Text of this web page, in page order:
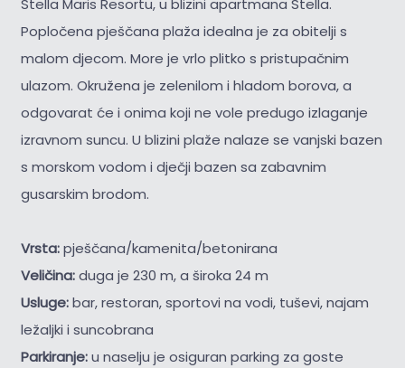
Stella Maris Resortu, u blizini apartmana Stella.
Popločena pješčana plaža idealna je za obitelji s
malom djecom. More je vrlo plitko s pristupačnim
ulazom. Okružena je zelenilom i hladom borova, a
odgovarat će i onima koji ne vole predugo izlaganje
izravnom suncu. U blizini plaže nalaze se vanjski bazen
s morskom vodom i dječji bazen sa zabavnim
gusarskim brodom.
Vrsta:pješčana/kamenita/betonirana
Veličina:duga je 230 m, a široka 24 m
Usluge:bar, restoran, sportovi na vodi, tuševi, najam
ležaljki i suncobrana
Parkiranje:u naselju je osiguran parking za goste